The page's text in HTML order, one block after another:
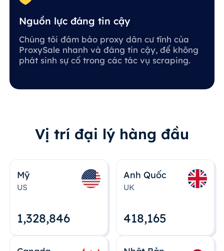
Nguồn lực đáng tin cậy
Chúng tôi đảm bảo proxy dân cư tĩnh của
ProxySale nhanh và đáng tin cậy, để không
phát sinh sự cố trong các tác vụ scraping.
Vị trí đại lý hàng đầu
Mỹ
US
1,328,848
Anh Quốc
UK
418,167